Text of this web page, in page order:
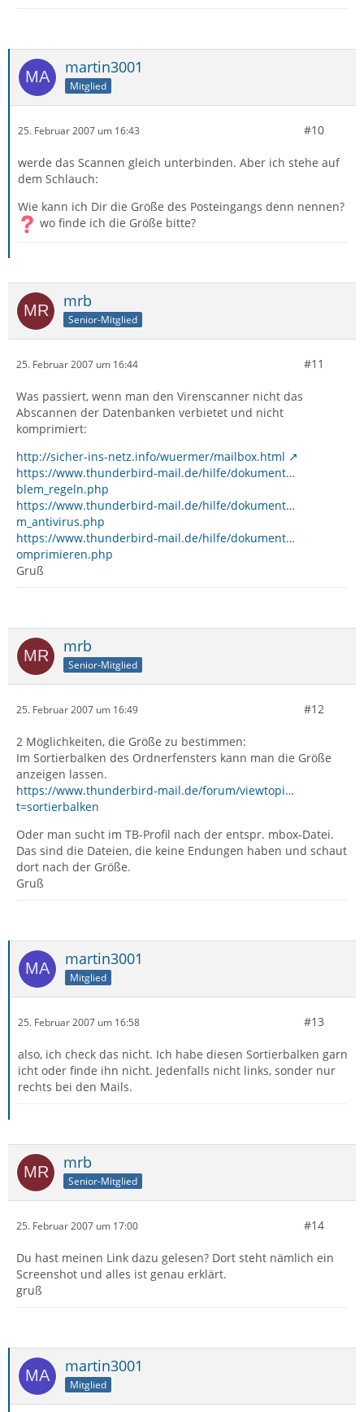
martin3001
Mitglied
25. Februar 2007 um 16:43 #10
werde das Scannen gleich unterbinden. Aber ich stehe auf
dem Schlauch:
Wie kann ich Dir die Größe des Posteingangs denn nennen?
wo finde ich die Größe bitte?
mrb
Senior-Mitglied
25. Februar 2007 um 16:44 #11
Was passiert, wenn man den Virenscanner nicht das
Abscannen der Datenbanken verbietet und nicht
komprimiert:
http://sicher-ins-netz.info/wuermer/mailbox.html
https://www.thunderbird-mail.de/hilfe/dokument…
blem_regeln.php
https://www.thunderbird-mail.de/hilfe/dokument…
m_antivirus.php
https://www.thunderbird-mail.de/hilfe/dokument…
omprimieren.php
Gruß
mrb
Senior-Mitglied
25. Februar 2007 um 16:49 #12
2 Möglichkeiten, die Größe zu bestimmen:
Im Sortierbalken des Ordnerfensters kann man die Größe
anzeigen lassen.
https://www.thunderbird-mail.de/forum/viewtopi…
t=sortierbalken
Oder man sucht im TB-Profil nach der entspr. mbox-Datei.
Das sind die Dateien, die keine Endungen haben und schaut
dort nach der Größe.
Gruß
martin3001
Mitglied
25. Februar 2007 um 16:58 #13
also, ich check das nicht. Ich habe diesen Sortierbalken garn
icht oder finde ihn nicht. Jedenfalls nicht links, sonder nur
rechts bei den Mails.
mrb
Senior-Mitglied
25. Februar 2007 um 17:00 #14
Du hast meinen Link dazu gelesen? Dort steht nämlich ein
Screenshot und alles ist genau erklärt.
gruß
martin3001
Mitglied